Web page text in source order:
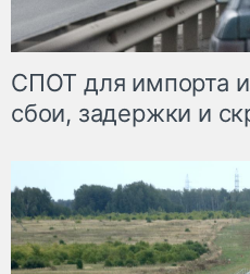
СПОТ для импорта
сбои, задержки и